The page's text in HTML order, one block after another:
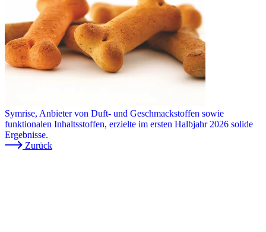
Symrise, Anbieter von Duft- und Geschmackstoffen sowie
funktionalen Inhaltsstoffen, erzielte im ersten Halbjahr 2026 solide
Ergebnisse.
Zurück